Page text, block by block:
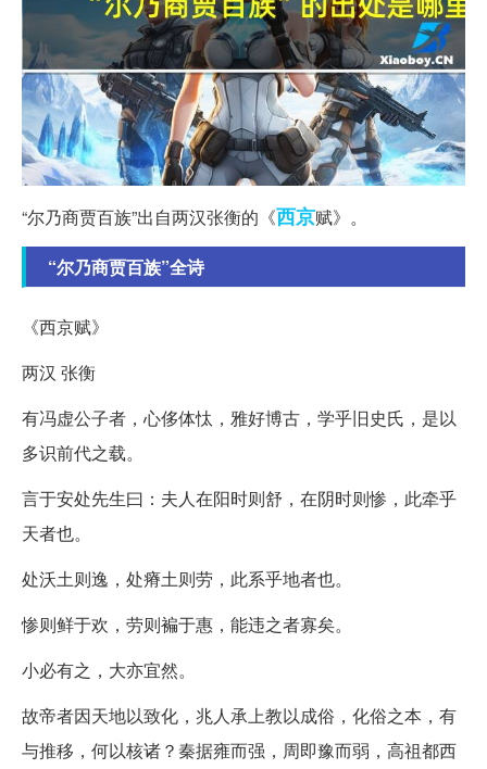
“尔乃商贾百族”出自两汉张衡的《西京赋》。
“尔乃商贾百族”全诗
《西京赋》
两汉 张衡
有冯虚公子者，心侈体忲，雅好博古，学乎旧史氏，是以
多识前代之载。
言于安处先生曰：夫人在阳时则舒，在阴时则惨，此牵乎
天者也。
处沃土则逸，处瘠土则劳，此系乎地者也。
惨则鲜于欢，劳则褊于惠，能违之者寡矣。
小必有之，大亦宜然。
故帝者因天地以致化，兆人承上教以成俗，化俗之本，有
与推移，何以核诸？秦据雍而强，周即豫而弱，高祖都西